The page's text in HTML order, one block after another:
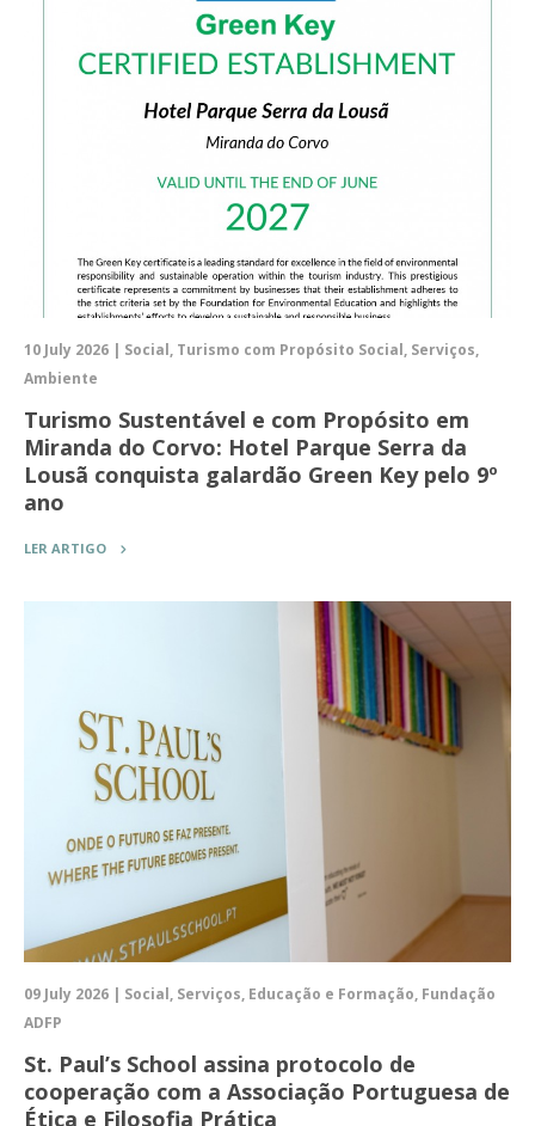
10 July 2026 | Social, Turismo com Propósito Social, Serviços,
Ambiente
Turismo Sustentável e com Propósito em
Miranda do Corvo: Hotel Parque Serra da
Lousã conquista galardão Green Key pelo 9º
ano
LER ARTIGO
09 July 2026 | Social, Serviços, Educação e Formação, Fundação
ADFP
St. Paul’s School assina protocolo de
cooperação com a Associação Portuguesa de
Ética e Filosofia Prática